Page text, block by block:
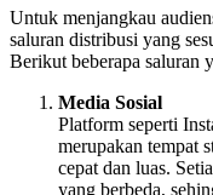
Untuk menjangkau
saluran distribusi yang
Berikut beberapa saluran
Media Sosial
Platform seperti
merupakan tempat
cepat dan luas.
yang berbeda,